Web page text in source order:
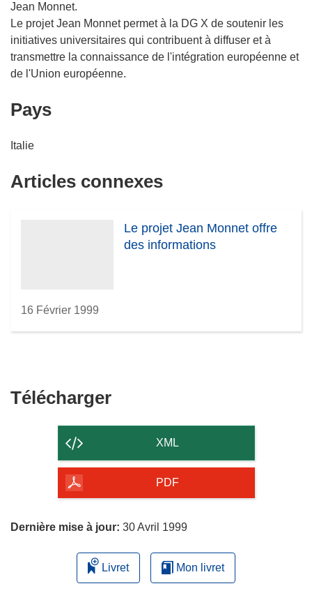
Jean Monnet.
Le projet Jean Monnet permet à la DG X de soutenir les
initiatives universitaires qui contribuent à diffuser et à
transmettre la connaissance de l'intégration européenne et
de l'Union européenne.
Pays
Italie
Articles connexes
Le projet Jean Monnet offre
des informations
16 Février 1999
TéléchargerTélécharger
contenu
de
page
XML
PDF
Dernière mise à jour: 30 Avril 1999
Livret Mon livret